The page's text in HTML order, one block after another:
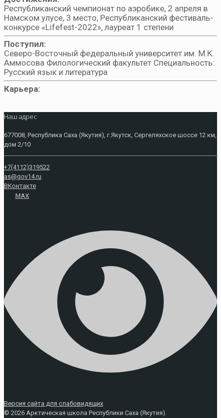
Республиканский чемпионат по аэробике, 2 апреля в
Намском улусе, 3 место, Республиканский фестиваль-
конкурсе «Lifefest-2022», лауреат 1 степени
Поступил:
Северо-Восточный федеральный университет им. М.К.
Аммосова Филологический факультет Специальность:
Русский язык и литература
Карьера:
Наш адрес
677008, Республика Саха (Якутия), г.Якутск, Сергеляхское шоссе 12 км,
дом 2/10
+7(4112)319522
as@gov14.ru
ВКонтакте
MAX
Версия сайта для слабовидящих
© 2026 Арктическая школа Республики Саха (Якутия).